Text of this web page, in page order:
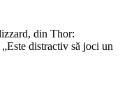
din Thor:
distractiv să joci un